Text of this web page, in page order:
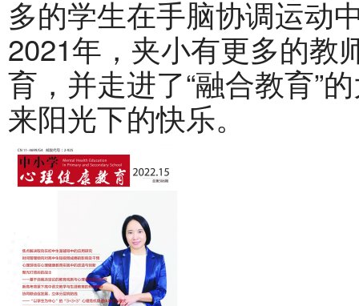
多的学生在手脑协调运动
2021年，夹小有更多的教
育，并走进了“融合教育”
来阳光下的快乐。